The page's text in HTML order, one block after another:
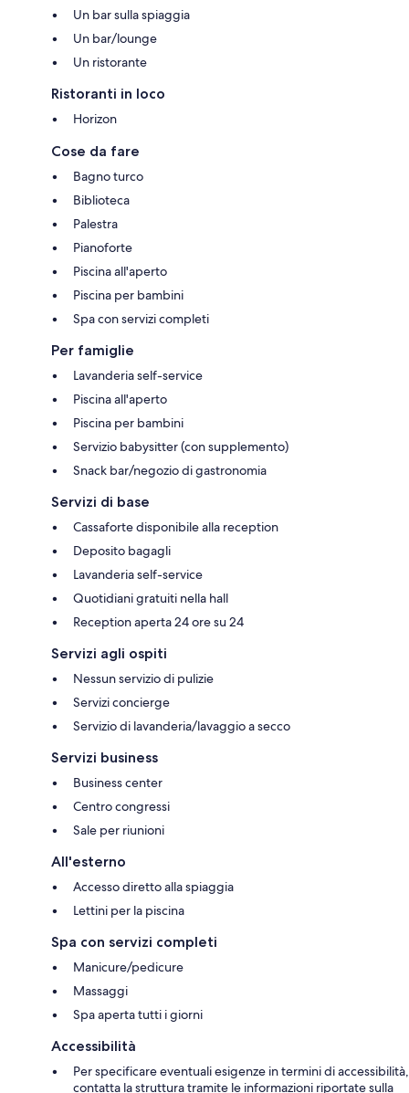
Un bar sulla spiaggia
Un bar/lounge
Un ristorante
Ristoranti in loco
Horizon
Cose da fare
Bagno turco
Biblioteca
Palestra
Pianoforte
Piscina all'aperto
Piscina per bambini
Spa con servizi completi
Per famiglie
Lavanderia self-service
Piscina all'aperto
Piscina per bambini
Servizio babysitter (con supplemento)
Snack bar/negozio di gastronomia
Servizi di base
Cassaforte disponibile alla reception
Deposito bagagli
Lavanderia self-service
Quotidiani gratuiti nella hall
Reception aperta 24 ore su 24
Servizi agli ospiti
Nessun servizio di pulizie
Servizi concierge
Servizio di lavanderia/lavaggio a secco
Servizi business
Business center
Centro congressi
Sale per riunioni
All'esterno
Accesso diretto alla spiaggia
Lettini per la piscina
Spa con servizi completi
Manicure/pedicure
Massaggi
Spa aperta tutti i giorni
Accessibilità
Per specificare eventuali esigenze in termini di accessibilità,
contatta la struttura tramite le informazioni riportate sulla